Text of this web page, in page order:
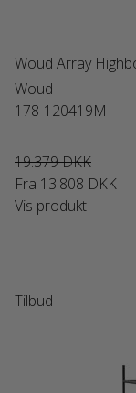
Woud Array
Woud
178-120419M
19.379 DKK
Fra 13.808 DKK
Vis produkt
Tilbud